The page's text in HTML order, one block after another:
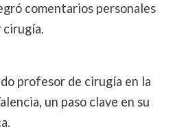
comentarios personales
cirugía.
profesor de cirugía en la
un paso clave en su